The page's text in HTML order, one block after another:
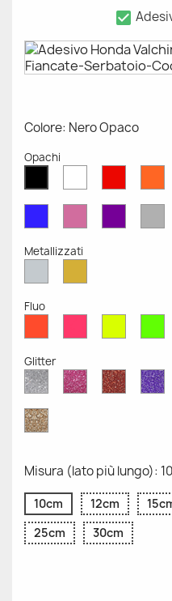
check_box
Colore: Nero Opaco
Opachi
Opaco OpacoOpaco
OpacoOpacoOpaco
Metallizzati
MetallizzatoMetallizzato
Fluo
Fluo
Fluo
Fluo
Glitter
Diamante
Glitter
Rosa
Glitter
Rosso
Glitter
Oro
Glitter
Misura (lato più lungo):
10cm 12cm
25cm
30cm